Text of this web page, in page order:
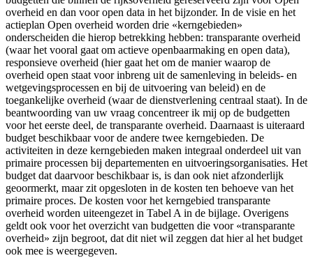
overheid en dan voor open data in het bijzonder. In de visie en het
actieplan Open overheid worden drie «kerngebieden»
onderscheiden die hierop betrekking hebben: transparante overheid
(waar het vooral gaat om actieve openbaarmaking en open data),
responsieve overheid (hier gaat het om de manier waarop de
overheid open staat voor inbreng uit de samenleving in beleids- en
wetgevingsprocessen en bij de uitvoering van beleid) en de
toegankelijke overheid (waar de dienstverlening centraal staat). In de
beantwoording van uw vraag concentreer ik mij op de budgetten
voor het eerste deel, de transparante overheid. Daarnaast is uiteraard
budget beschikbaar voor de andere twee kerngebieden. De
activiteiten in deze kerngebieden maken integraal onderdeel uit van
primaire processen bij departementen en uitvoeringsorganisaties. Het
budget dat daarvoor beschikbaar is, is dan ook niet afzonderlijk
geoormerkt, maar zit opgesloten in de kosten ten behoeve van het
primaire proces. De kosten voor het kerngebied transparante
overheid worden uiteengezet in Tabel A in de bijlage. Overigens
geldt ook voor het overzicht van budgetten die voor «transparante
overheid» zijn begroot, dat dit niet wil zeggen dat hier al het budget
ook mee is weergegeven.